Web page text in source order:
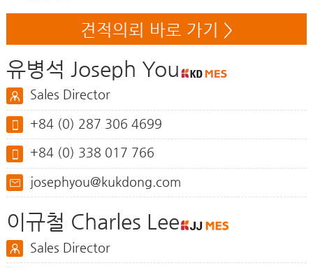
견적의뢰 바로 가기 >
유병석 Joseph You
Sales Director
+84 (0) 287 306 4699
+84 (0) 338 017 766
josephyou@kukdong.com
이규철 Charles Lee
Sales Director